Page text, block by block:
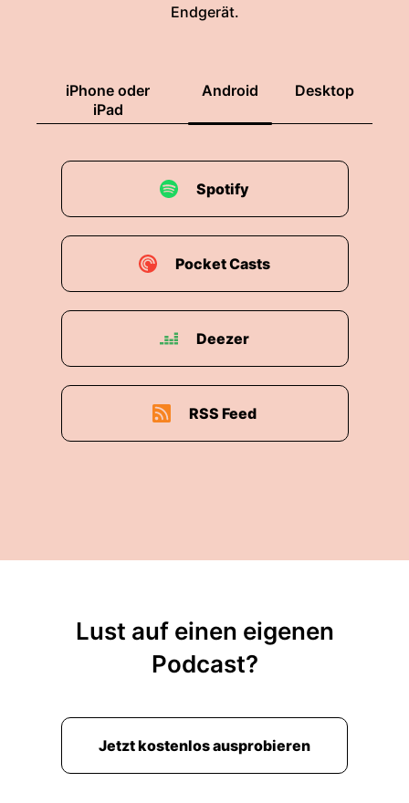
Endgerät.
iPhone oder
iPad
Android Desktop
Spotify
Pocket Casts
Deezer
RSS Feed
Lust auf einen eigenen
Podcast?
Jetzt kostenlos ausprobieren